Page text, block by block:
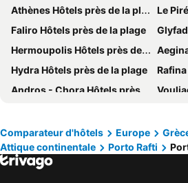
Sea Sight Boutique Hotel
Miami
Myrto Hotel
Athens Airport Living spaces
3 Olive Trees
Nikolaki Rooms
Aethon Airport Project
Hotel Pantheon
Aether
Athènes Hôtels près de la plage
Le
Faliro Hôtels près de la plage
Hermoupolis Hôtels près de la plage
Aegina
Hydra Hôtels près de la plage
Andros - Chora Hôtels près de la plage
Loutraki Hôtels près de la plage
Ermioni Hôtels près de la plage
Alimos Hôtels près de la plage
Comparateur d'hôtels Europe
Attique continentale
Porto Rafti